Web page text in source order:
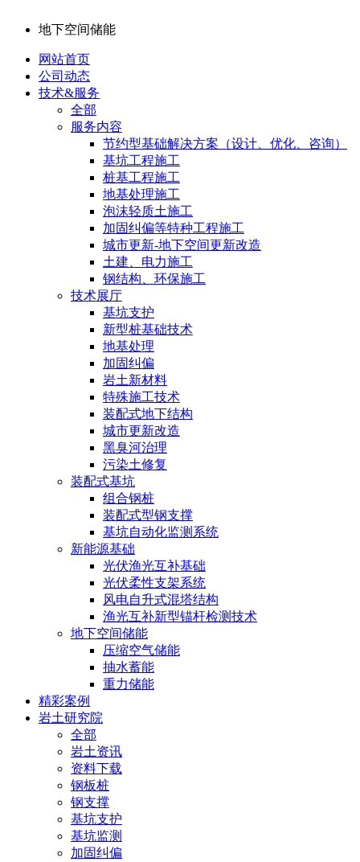
地下空间储能
网站首页
公司动态
技术&服务
全部
服务内容
节约型基础解决方案（设计、优化、咨询）
基坑工程施工
桩基工程施工
地基处理施工
泡沫轻质土施工
加固纠偏等特种工程施工
城市更新-地下空间更新改造
土建、电力施工
钢结构、环保施工
技术展厅
基坑支护
新型桩基础技术
地基处理
加固纠偏
岩土新材料
特殊施工技术
装配式地下结构
城市更新改造
黑臭河治理
污染土修复
装配式基坑
组合钢桩
装配式型钢支撑
基坑自动化监测系统
新能源基础
光伏渔光互补基础
光伏柔性支架系统
风电自升式混塔结构
渔光互补新型锚杆检测技术
地下空间储能
压缩空气储能
抽水蓄能
重力储能
精彩案例
岩土研究院
全部
岩土资讯
资料下载
钢板桩
钢支撑
基坑支护
基坑监测
加固纠偏